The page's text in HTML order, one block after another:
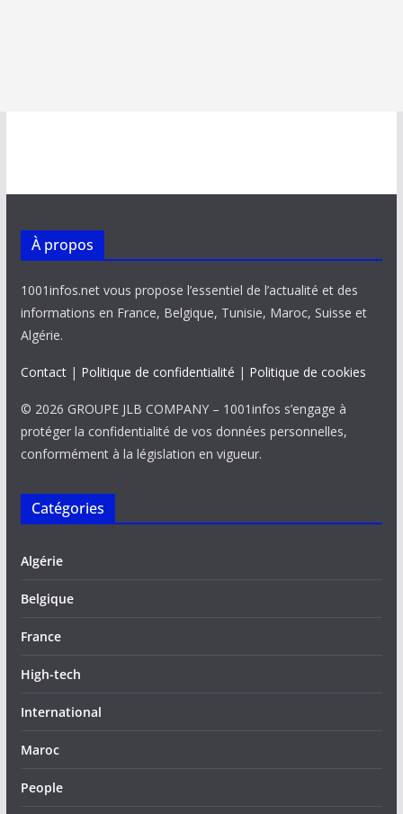
À propos
1001infos.net vous propose l’essentiel de l’actualité et des
informations en France, Belgique, Tunisie, Maroc, Suisse et
Algérie.
Contact| Politique de confidentialité | Politique de cookies
© 2026 GROUPE JLB COMPANY – 1001infos s’engage à
protéger la confidentialité de vos données personnelles,
conformément à la législation en vigueur.
Catégories
Algérie
Belgique
France
High-tech
International
Maroc
People